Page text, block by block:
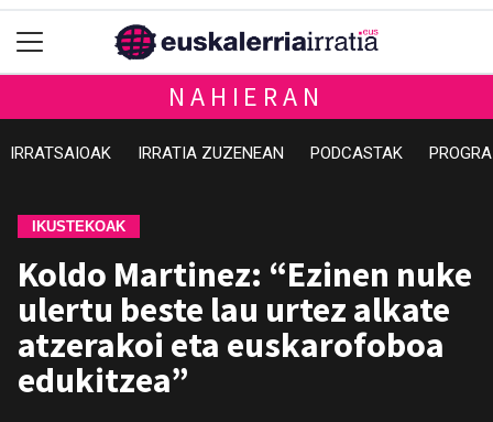
NAHIERAN
IRRATSAIOAK IRRATIA ZUZENEAN PODCASTAK
IKUSTEKOAK
Koldo Martinez: “Ezinen nuke
ulertu beste lau urtez alkate
atzerakoi eta euskarofoboa
edukitzea”